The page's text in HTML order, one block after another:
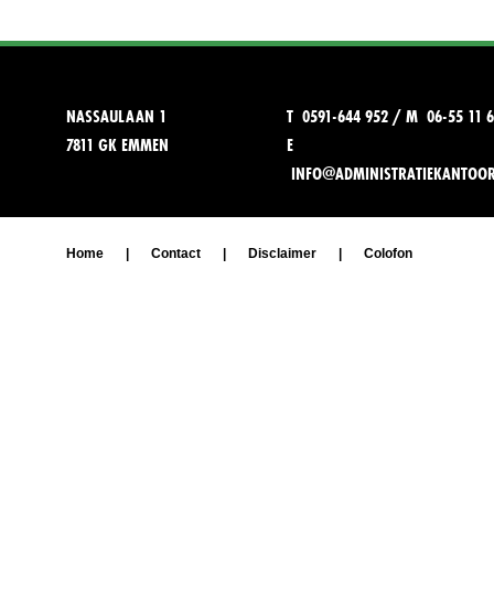
NASSAULAAN 1
7811 GK EMMEN
T 0591-644 952 / M 06-55 11
E
Home Contact Disclaimer Colofon